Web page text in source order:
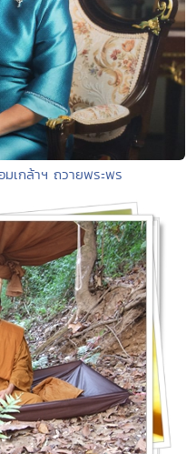
มเกล้าฯ ถวายพระพร